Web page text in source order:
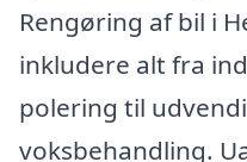
Rengøring af bil i
inkludere alt fra
polering til
voksbehandling.